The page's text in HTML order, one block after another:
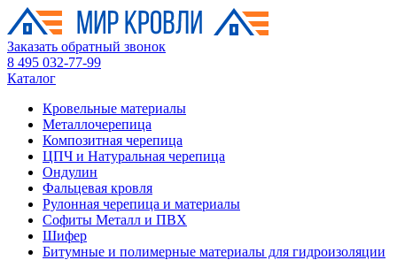
Заказать обратный звонок
8 495 032-77-99
Каталог
Кровельные материалы
Металлочерепица
Композитная черепица
ЦПЧ и Натуральная черепица
Ондулин
Фальцевая кровля
Рулонная черепица и материалы
Софиты Металл и ПВХ
Шифер
Битумные и полимерные материалы для гидроизоляции